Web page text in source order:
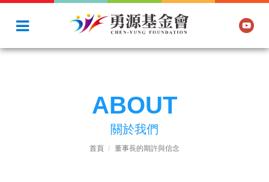
ABOUT
關於我們
首頁 董事長的期許與信念